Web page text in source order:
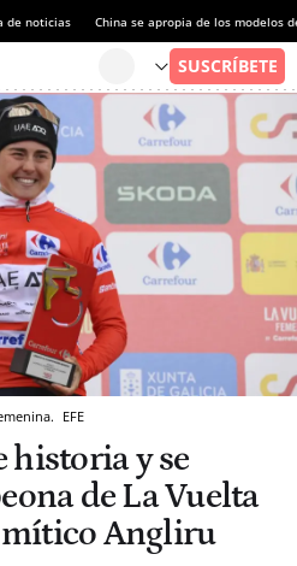
de noticias China se apropia de los modelos
EFE
historia y se
de La Vuelta
mítico Angliru